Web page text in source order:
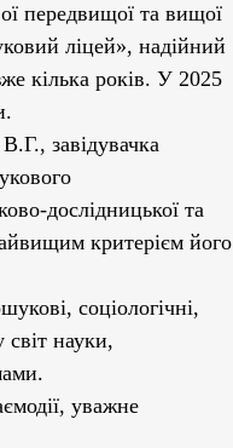
передвищої та вищої
ліцей», надійний
кілька років. У 2025
завідувачка
дослідницької та
критерієм його
соціологічні,
науки,
уважне